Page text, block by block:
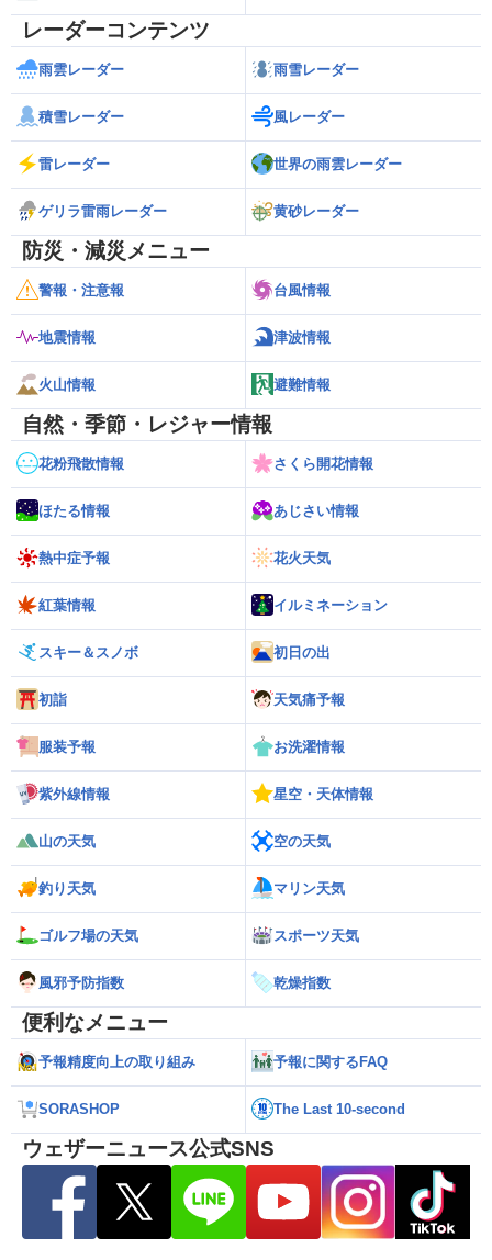
レーダーコンテンツ
雨雲レーダー 雨雪レーダー
積雪レーダー 風レーダー
雷レーダー 世界の雨雲レーダー
ゲリラ雷雨レーダー 黄砂レーダー
防災・減災メニュー
警報・注意報 台風情報
地震情報 津波情報
火山情報 避難情報
自然・季節・レジャー情報
花粉飛散情報 さくら開花情報
ほたる情報 あじさい情報
熱中症予報 花火天気
紅葉情報 イルミネーション
スキー＆スノボ 初日の出
初詣 天気痛予報
服装予報 お洗濯情報
紫外線情報 星空・天体情報
山の天気 空の天気
釣り天気 マリン天気
ゴルフ場の天気 スポーツ天気
風邪予防指数 乾燥指数
便利なメニュー
予報精度向上の取り組み 予報に関するFAQ
SORASHOP The Last 10-second
ウェザーニュース公式SNS